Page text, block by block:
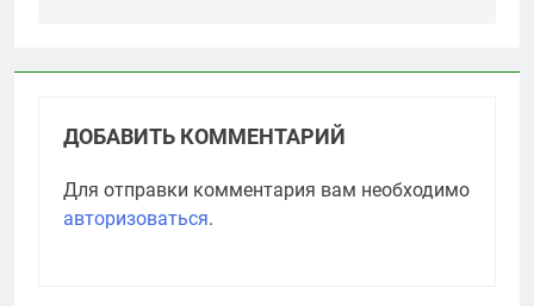
ДОБАВИТЬ КОММЕНТАРИЙ
Для отправки комментария вам необходимо
авторизоваться.